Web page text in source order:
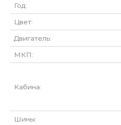
Год:
Цвет:
Двигатель:
МКП:
Кабина:
Шины: